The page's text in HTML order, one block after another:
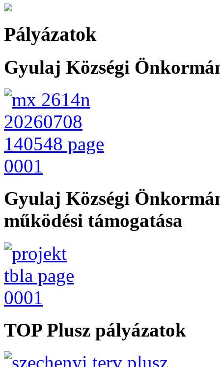
Pályázatok
Gyulaj Községi
Gyulaj Községi
működési támogatása
TOP Plusz pályázatok